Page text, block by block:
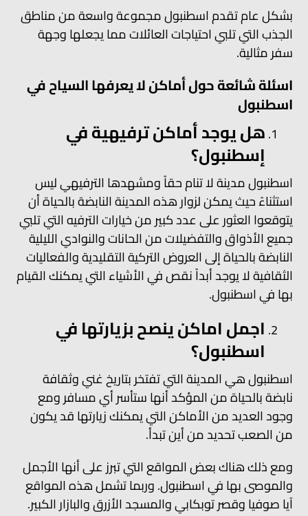
بشكل عام تقدم اسطنبول مجموعة واسعة من مناطق
الجذب التي تلبي احتياجات العائلات مما يجعلها وجهة
سفر مثالية.
اسئلة شائعة حول أماكن لا يعرفها السياح في
اسطنبول
هل يوجد أماكن ترفيهية في
إسطنبول؟
اسطنبول مدينة لا تنام حقاً ومشهدها الترفيهي ليس
استثناءً حيث يمكن لزوار هذه المدينة النابضة بالحياة أن
يتوقعوا العثور على عدد كبير من خيارات الترفيه التي تلبي
جميع الأذواق والتفضيلات من الحانات والنوادي الليلية
النابضة بالحياة إلى العروض التركية التقليدية والفعاليات
الثقافية لا يوجد أبداً نقص في الأشياء التي يمكنك القيام
بها في اسطنبول.
اجمل اماكن ينصح بزيارتها في
اسطنبول؟
اسطنبول هي المدينة التي تفتخر بتاريخ غني وثقافة
نابضة بالحياة من المؤكد أنها ستأسر أي مسافر ومع
وجود العديد من الأماكن التي يمكنك زيارتها قد يكون
من الصعب تحديد من أين تبدأ.
ومع ذلك هناك بعض المواقع التي تبرز على أنها الأجمل
والموصى بها في اسطنبول. وربما تشمل هذه المواقع
آيا صوفيا وقصر توبكابي والمسجد الأزرق والبازار الكبير.